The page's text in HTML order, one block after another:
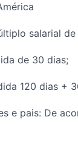
salarial
de 30 dias;
120 dias
e pais: De